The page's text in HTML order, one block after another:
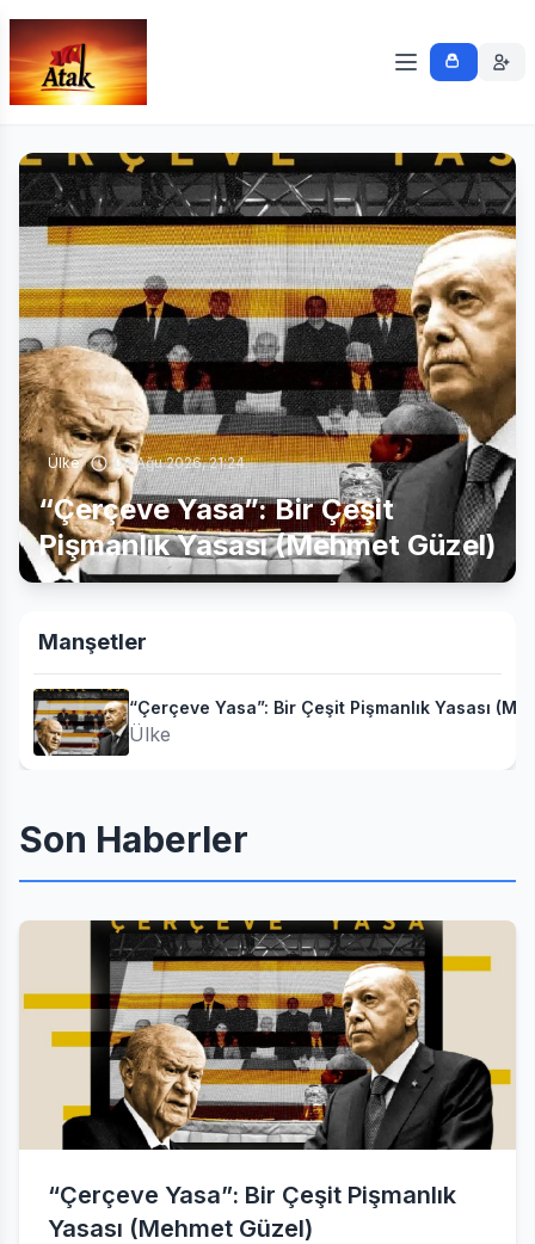
Ülke 08 Ağu 2026, 21:24
“Çerçeve Yasa”: Bir Çeşit
Pişmanlık Yasası (Mehmet Güzel)
Manşetler
“Çerçeve Yasa”: Bir Çeşit Pişmanlık Yasası
Ülke
Son Haberler
“Çerçeve Yasa”: Bir Çeşit Pişmanlık
Yasası (Mehmet Güzel)